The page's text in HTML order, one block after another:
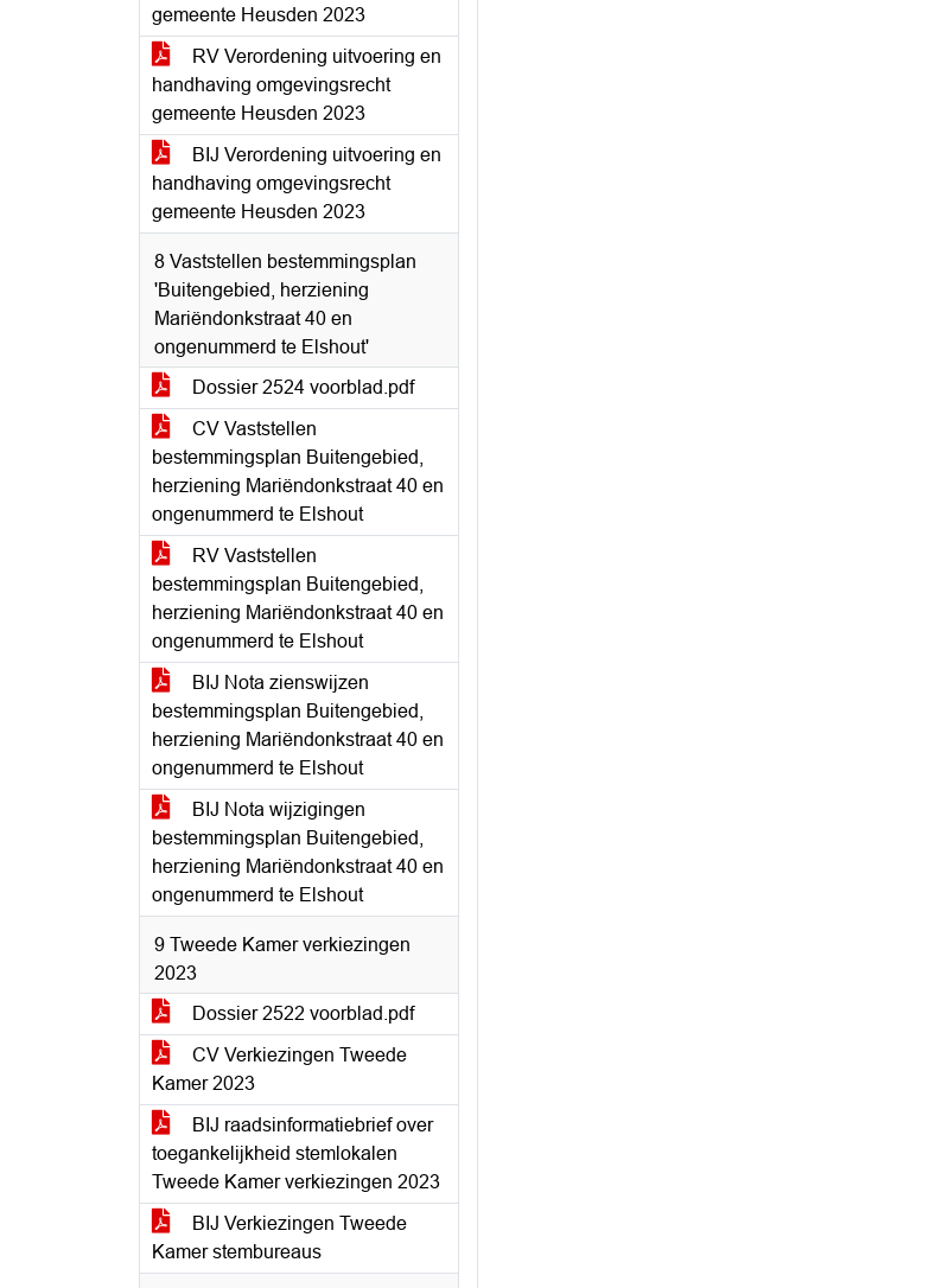
gemeente Heusden 2023
RV Verordening uitvoering en
handhaving omgevingsrecht
gemeente Heusden 2023
BIJ Verordening uitvoering en
handhaving omgevingsrecht
gemeente Heusden 2023
8 Vaststellen bestemmingsplan
'Buitengebied, herziening
Mariëndonkstraat 40 en
ongenummerd te Elshout'
Dossier 2524 voorblad.pdf
CV Vaststellen
bestemmingsplan Buitengebied,
herziening Mariëndonkstraat 40 en
ongenummerd te Elshout
RV Vaststellen
bestemmingsplan Buitengebied,
herziening Mariëndonkstraat 40 en
ongenummerd te Elshout
BIJ Nota zienswijzen
bestemmingsplan Buitengebied,
herziening Mariëndonkstraat 40 en
ongenummerd te Elshout
BIJ Nota wijzigingen
bestemmingsplan Buitengebied,
herziening Mariëndonkstraat 40 en
ongenummerd te Elshout
9 Tweede Kamer verkiezingen
2023
Dossier 2522 voorblad.pdf
CV Verkiezingen Tweede
Kamer 2023
BIJ raadsinformatiebrief over
toegankelijkheid stemlokalen
Tweede Kamer verkiezingen 2023
BIJ Verkiezingen Tweede
Kamer stembureaus